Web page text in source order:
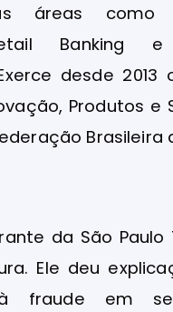
áreas como
Banking e
desde
Produtos e
Brasileira
da São Paulo
Ele deu
à fraude em